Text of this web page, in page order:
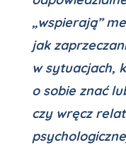
„wspierają”
jak
w sytuacjach,
o sobie znać
czy wręcz